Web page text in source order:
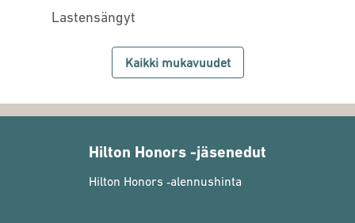
Lastensängyt
Kaikki mukavuudet
Hilton Honors -jäsenedut
Hilton Honors ‑alennushinta